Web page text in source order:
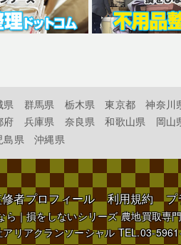
県 群馬県 栃木県 東京都 神奈川
府 兵庫県 奈良県 和歌山県 岡山
島県 沖縄県
者プロフィール 利用規約 プ
ら｜損をしないシリーズ 農地買取専
リアクランソーシャルTEL.03-